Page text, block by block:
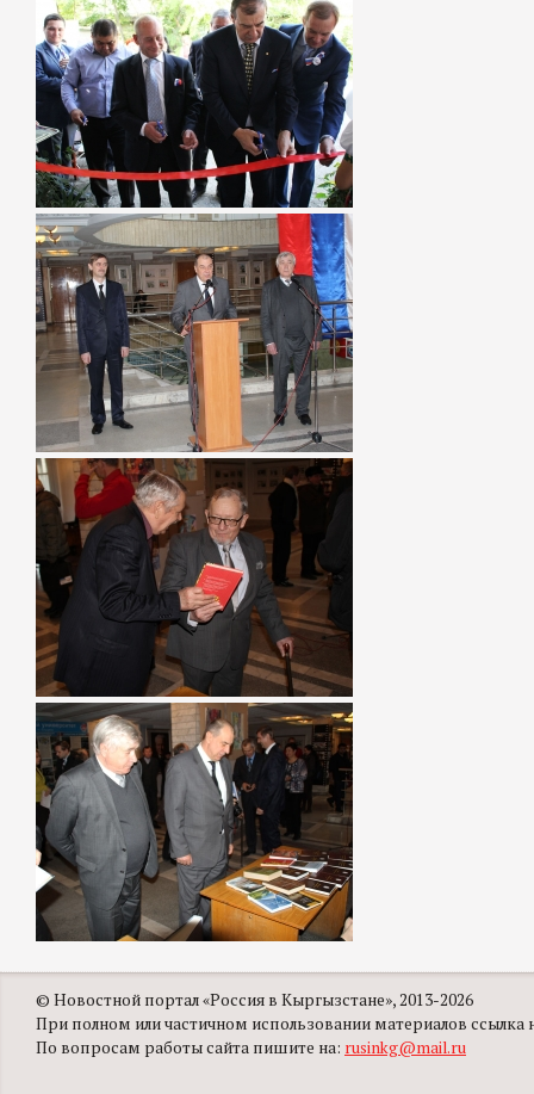
© Новостной портал «Россия в Кыргызстане», 2013-2026
При полном или частичном использовании материалов ссылка
По вопросам работы сайта пишите на: rusinkg@mail.ru